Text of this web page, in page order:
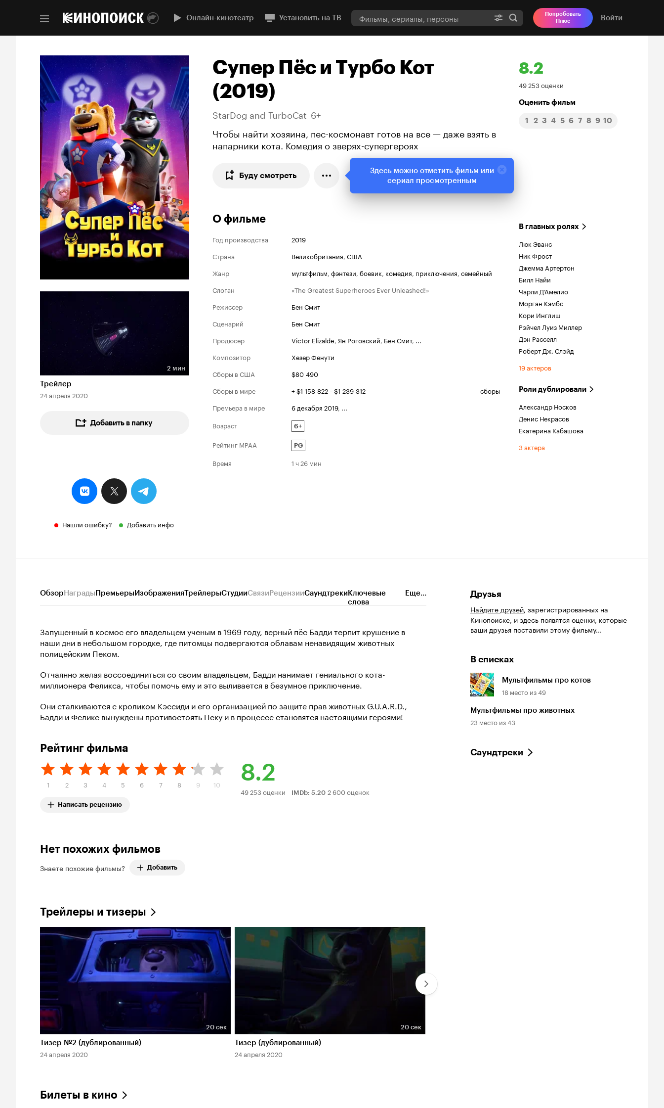
Онлайн-кинотеатр Установить на ТВ
Попробовать
Плюс
Войти
Длительность 2 мин
2 мин
Трейлер
24 апреля 2020
Добавить в папку
Нашли ошибку? Добавить инфо
Супер Пёс и Турбо Кот
(2019)
StarDog and TurboCat 6+
Чтобы найти хозяина, пес-космонавт готов на все — даже взять в
напарники кота. Комедия о зверях-супергероях
Буду смотреть
8.2
Рейтинг
Кинопоиска
8.2
49 253 оценки
Оценить фильм
1 2 3 4 5 6 7 8 9 10
О фильме
Год производства
2019
Страна
Великобритания, США
Жанр
мультфильм, фэнтези, боевик, комедия, приключения, семейный
Слоган
«The Greatest Superheroes Ever Unleashed!»
Режиссер
Бен Смит
Сценарий
Бен Смит
Продюсер
Victor Elizalde, Ян Роговский, Бен Смит, ...
Композитор
Хезер Фенути
Сборы в США
$80 490
Сборы в мире
+ $1 158 822 = $1 239 312
сборы
Премьера в мире
6 декабря 2019, ...
Возраст
6+
Рейтинг MPAA PG
Время 1 ч 26 мин
В главных ролях
Люк Эванс
Ник Фрост
Джемма Артертон
Билл Найи
Чарли Д’Амелио
Морган Кэмбс
Кори Инглиш
Рэйчел Луиз Миллер
Дэн Расселл
Роберт Дж. Слэйд
19 актеров
Роли дублировали
Александр Носков
Денис Некрасов
Екатерина Кабашова
3 актера
ОбзорНаградыПремьерыИзображенияТрейлерыСтудииСвязиРецензииСаундтрекиКлючевые
слова
Еще...
Запущенный в космос его владельцем ученым в 1969 году, верный пёс Бадди терпит крушение в
наши дни в небольшом городке, где питомцы подвергаются облавам ненавидящим животных
полицейским Пеком.
Отчаянно желая воссоединиться со своим владельцем, Бадди нанимает гениального кота-
миллионера Феликса, чтобы помочь ему и это выливается в безумное приключение.
Они сталкиваются с кроликом Кэссиди и его организацией по защите прав животных G.U.A.R.D.,
Бадди и Феликс вынуждены противостоять Пеку и в процессе становятся настоящими героями!
Рейтинг фильма
1 2 3 4 5 6 7 8 9 10
Написать рецензию
8.2
Рейтинг
49 253 оценки IMDb: 5.20 2 600 оценок
Нет похожих фильмов
Знаете похожие фильмы? Добавить
Трейлеры и тизеры
Длительность 20 сек
20 сек
Тизер №2 (дублированный)
24 апреля 2020
Длительность 20 сек
20 сек
Тизер (дублированный)
24 апреля 2020
Билеты в кино
Друзья
Найдите друзей, зарегистрированных на
Кинопоиске, и здесь появятся оценки, которые
ваши друзья поставили этому фильму...
В списках
Мультфильмы про котов
18 место из49
Мультфильмы про животных
23 место из43
Саундтреки
Здесь можно отметить фильм или
сериал просмотренным